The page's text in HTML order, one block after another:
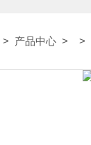
> 产品中心 > >